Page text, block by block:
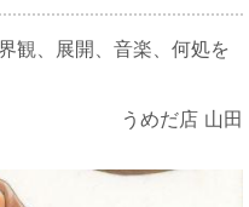
観、展開、音楽、何処を
うめだ店 山田